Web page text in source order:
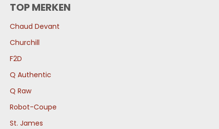
TOP MERKEN
Chaud Devant
Churchill
F2D
Q Authentic
Q Raw
Robot-Coupe
St. James